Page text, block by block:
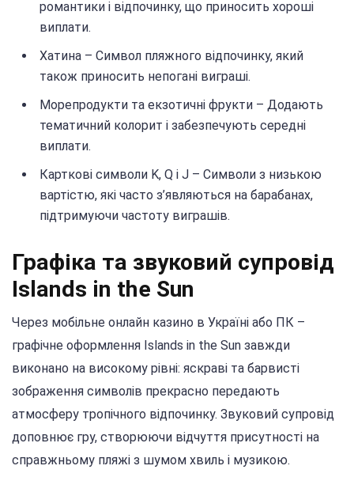
романтики і відпочинку, що приносить хороші
виплати.
Хатина – Символ пляжного відпочинку, який
також приносить непогані виграші.
Морепродукти та екзотичні фрукти – Додають
тематичний колорит і забезпечують середні
виплати.
Карткові символи K, Q і J – Символи з низькою
вартістю, які часто з’являються на барабанах,
підтримуючи частоту виграшів.
Графіка та звуковий супровід
Islands in the Sun
Через мобільне онлайн казино в Україні або ПК –
графічне оформлення Islands in the Sun завжди
виконано на високому рівні: яскраві та барвисті
зображення символів прекрасно передають
атмосферу тропічного відпочинку. Звуковий супровід
доповнює гру, створюючи відчуття присутності на
справжньому пляжі з шумом хвиль і музикою.